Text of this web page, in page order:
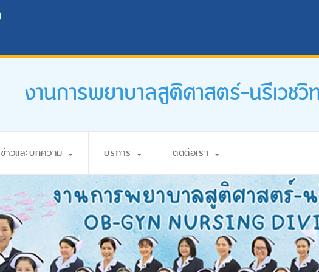
งานการพยาบาลสูติศาสตร์-นรีเวชวิ
ข่าวและบทความ บริการ ติดต่อเรา